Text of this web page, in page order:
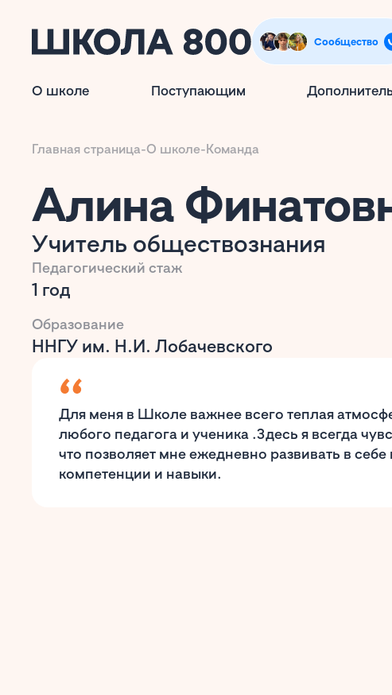
Сообщество
О школе Поступающим
Главная страница-О школе-Команда
Алина
Учитель обществознания
Педагогический стаж
1 год
Образование
ННГУ им. Н.И. Лобачевского
Для меня в Школе важнее всего теплая
любого педагога и ученика .Здесь я всегда
что позволяет мне ежедневно развивать в
компетенции и навыки.